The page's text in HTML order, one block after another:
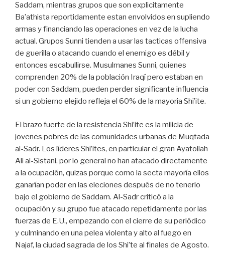
Saddam, mientras grupos que son explicitamente
Ba’athista reportidamente estan envolvidos en supliendo
armas y financiando las operaciones en vez de la lucha
actual. Grupos Sunni tienden a usar las tacticas offensiva
de guerilla o atacando cuando el enemigo es débil y
entonces escabullirse. Musulmanes Sunni, quienes
comprenden 20% de la población Iraqí pero estaban en
poder con Saddam, pueden perder significante influencia
si un gobierno elejido refleja el 60% de la mayoria Shi’ite.
El brazo fuerte de la resistencia Shi’ite es la milicia de
jovenes pobres de las comunidades urbanas de Muqtada
al-Sadr. Los líderes Shi’ites, en particular el gran Ayatollah
Ali al-Sistani, por lo general no han atacado directamente
a la ocupación, quizas porque como la secta mayoría ellos
ganarían poder en las eleciones después de no tenerlo
bajo el gobierno de Saddam. Al-Sadr criticó a la
ocupación y su grupo fue atacado repetidamente por las
fuerzas de E.U., empezando con el cierre de su periódico
y culminando en una pelea violenta y alto al fuego en
Najaf, la ciudad sagrada de los Shi’te al finales de Agosto.